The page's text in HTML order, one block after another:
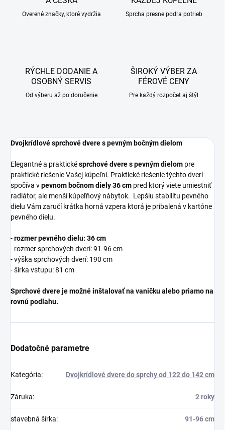
Overené značky, ktoré vydržia Sprcha presne podľa potrieb
RÝCHLE DODANIE A
OSOBNÝ SERVIS
Od výberu až po doručenie
ŠIROKÝ VÝBER ZA
FÉROVÉ CENY
Pre každý rozpočet aj štýl
Dvojkrídlové sprchové dvere s pevným bočným dielom
Elegantné a praktickésprchové dvere s pevným dielom pre
praktické riešenie Vašej kúpeľni. Praktické riešenie týchto dverí
spočíva vpevnom bočnom diely 36 cm pred ktorý viete umiestniť
radiátor, ale menší kúpeľňový nábytok. Lepšiu stabilitu pevného
dielu Vám zaručí krátka horná vzpera ktorá je pribalená v kartóne
pevného dielu.
-rozmer pevného dielu: 36 cm
- rozmer sprchových dverí: 91-96 cm
- výška sprchových dverí: 190 cm
- šírka vstupu: 81 cm
Sprchové dvere je možné inštalovať na vaničku alebo priamo na
rovnú podlahu.
Dodatočné parametre
Kategória: Dvojkrídlové dvere do sprchy od 122 do 142 cm
Záruka: 2 roky
stavebná šírka: 91-96 cm